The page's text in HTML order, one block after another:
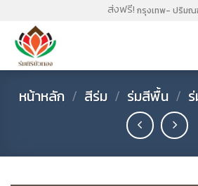
content
ส่งฟรี! กรุงเทพ- ปริมณ
หน้าหลัก / สีร่ม / ร่มสีพื้น /